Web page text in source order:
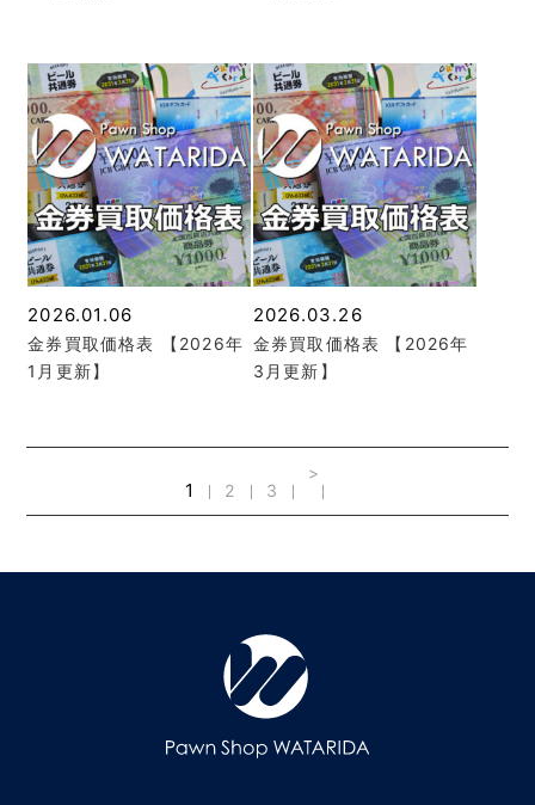
2026.01.06
金券買取価格表 【2026年
1月更新】
2026.03.26
金券買取価格表 【2026年
3月更新】
1 2 3
>